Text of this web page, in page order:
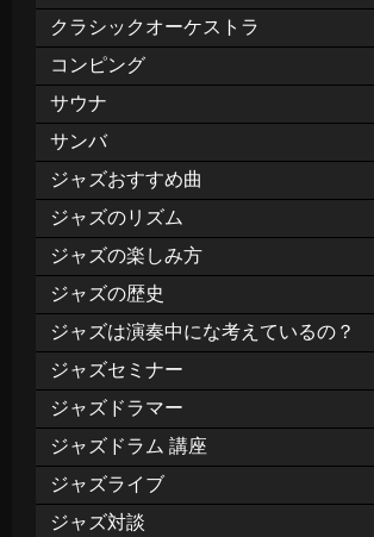
クラシックオーケストラ
コンピング
サウナ
サンバ
ジャズおすすめ曲
ジャズのリズム
ジャズの楽しみ方
ジャズの歴史
ジャズは演奏中にな考えているの？
ジャズセミナー
ジャズドラマー
ジャズドラム 講座
ジャズライブ
ジャズ対談